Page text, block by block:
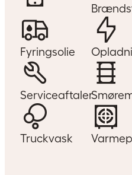
Fyringsolie
Serviceaftaler
Truckvask